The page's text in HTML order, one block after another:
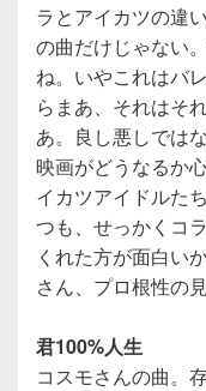
ラとアイカツの違
の曲だけじゃない
ね。いやこれはバ
らまあ、それはそ
あ。良し悪しでは
映画がどうなるか
イカツアイドルた
つも、せっかくコ
くれた方が面白い
さん、プロ根性の
君100%人生
コスモさんの曲。